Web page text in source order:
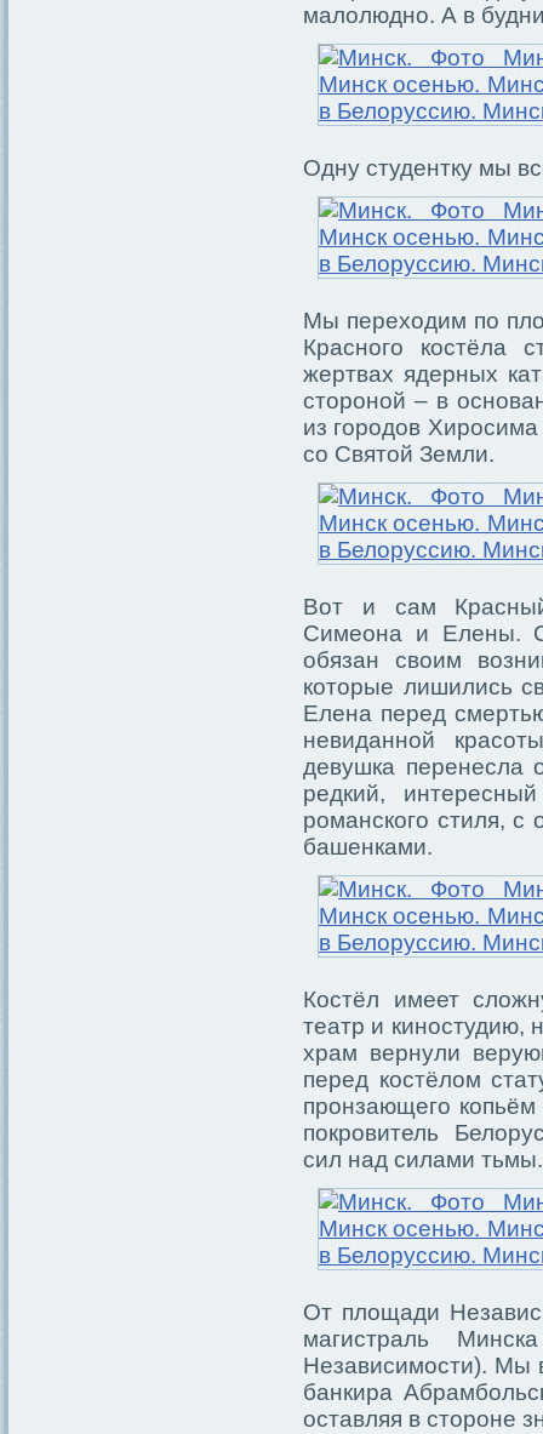
малолюдно. А в
Одну студентку мы
Мы переходим по
Красного костёла
жертвах ядерных
стороной – в
из городов
со Святой Земли.
Вот и сам
Симеона и Елены.
обязан своим
которые лишились
Елена перед
невиданной
девушка перенесла
редкий,
романского стиля,
башенками.
Костёл имеет
театр и киностудию,
храм вернули
перед костёлом
пронзающего
покровитель
сил над силами тьмы.
От площади
магистраль
Независимости). Мы
банкира
оставляя в стороне